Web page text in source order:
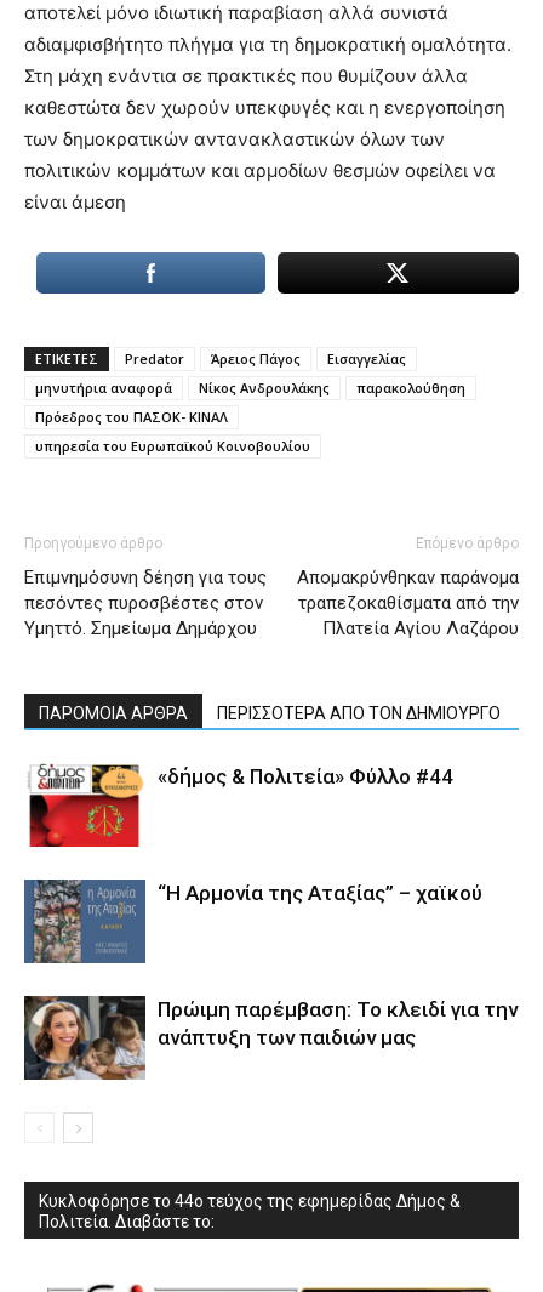
αποτελεί μόνο ιδιωτική παραβίαση αλλά συνιστά
αδιαμφισβήτητο πλήγμα για τη δημοκρατική ομαλότητα.
Στη μάχη ενάντια σε πρακτικές που θυμίζουν άλλα
καθεστώτα δεν χωρούν υπεκφυγές και η ενεργοποίηση
των δημοκρατικών αντανακλαστικών όλων των
πολιτικών κομμάτων και αρμοδίων θεσμών οφείλει να
είναι άμεση
ΕΤΙΚΕΤΕΣ Predator Άρειος Πάγος
Εισαγγελίας
μηνυτήρια αναφορά
Νίκος Ανδρουλάκης
παρακολούθηση
Πρόεδρος του ΠΑΣΟΚ- ΚΙΝΑΛ
υπηρεσία του Ευρωπαϊκού Κοινοβουλίου
Προηγούμενο άρθρο
Επιμνημόσυνη δέηση για τους
πεσόντες πυροσβέστες στον
Υμηττό. Σημείωμα Δημάρχου
Επόμενο άρθρο
Απομακρύνθηκαν παράνομα
τραπεζοκαθίσματα από την
Πλατεία Αγίου Λαζάρου
ΠΑΡΟΜΟΙΑ ΑΡΘΡΑ ΠΕΡΙΣΣΟΤΕΡΑ ΑΠΟ ΤΟΝ ΔΗΜΙΟΥΡΓΟ
«δήμος & Πολιτεία» Φύλλο #44
“Η Αρμονία της Αταξίας” – χαϊκού
Πρώιμη παρέμβαση: Το κλειδί για την
ανάπτυξη των παιδιών µας
Κυκλοφόρησε το 44ο τεύχος της εφημερίδας Δήμος &
Πολιτεία. Διαβάστε το: